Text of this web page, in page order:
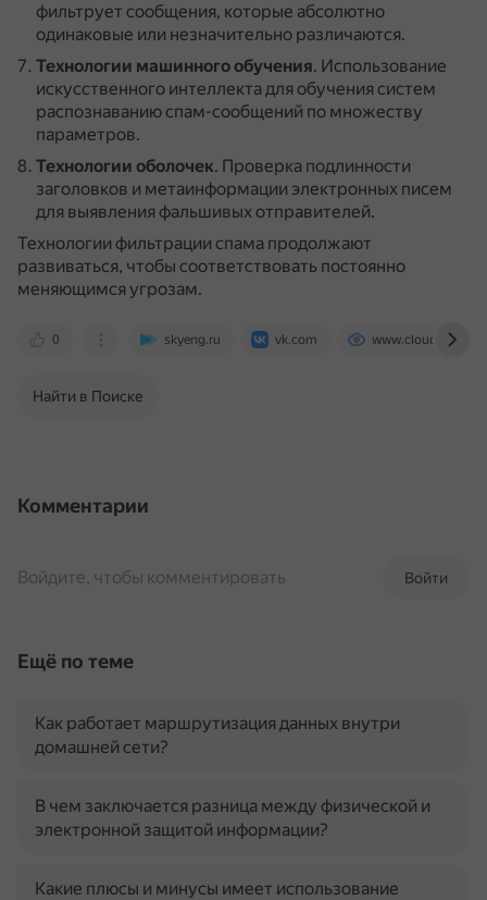
фильтрует сообщения, которые абсолютно
одинаковые или незначительно различаются.
Технологии машинного обучения. Использование
искусственного интеллекта для обучения систем
распознаванию спам-сообщений по множеству
параметров.
Технологии оболочек. Проверка подлинности
заголовков и метаинформации электронных писем
для выявления фальшивых отправителей.
Технологии фильтрации спама продолжают
развиваться, чтобы соответствовать постоянно
меняющимся угрозам.
0 skyeng.ru vk.com www.cloud4y.ru
Найти в Поиске
Комментарии
Войти
Войдите, чтобы комментировать
Ещё по теме
Как работает маршрутизация данных внутри
домашней сети?
В чем заключается разница между физической и
электронной защитой информации?
Какие плюсы и минусы имеет использование